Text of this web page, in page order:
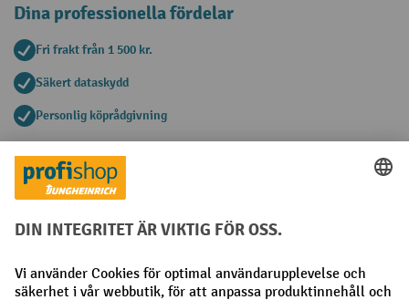
Dina professionella fördelar
Fri frakt från 1 500 kr.
Säkert dataskydd
Personlig köprådgivning
Betalningsmetoder
Faktura Förskottsbetalning
Sociala nätverk